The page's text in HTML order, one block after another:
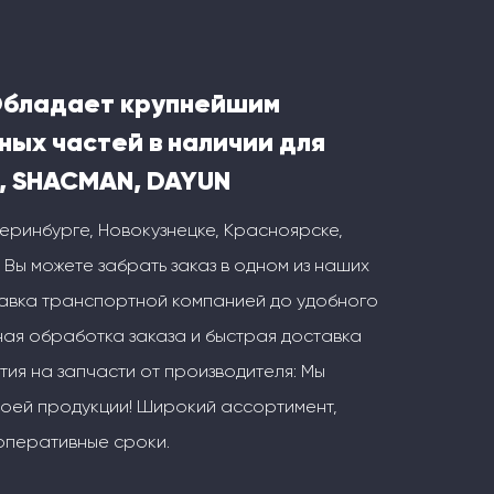
крупнейшим
частей в наличии для
DAYUN
Новокузнецке, Красноярске,
можете забрать заказ в одном из наших
транспортной компанией до удобного
обработка заказа и быстрая доставка
на запчасти от производителя: Мы
продукции! Широкий ассортимент,
сроки.